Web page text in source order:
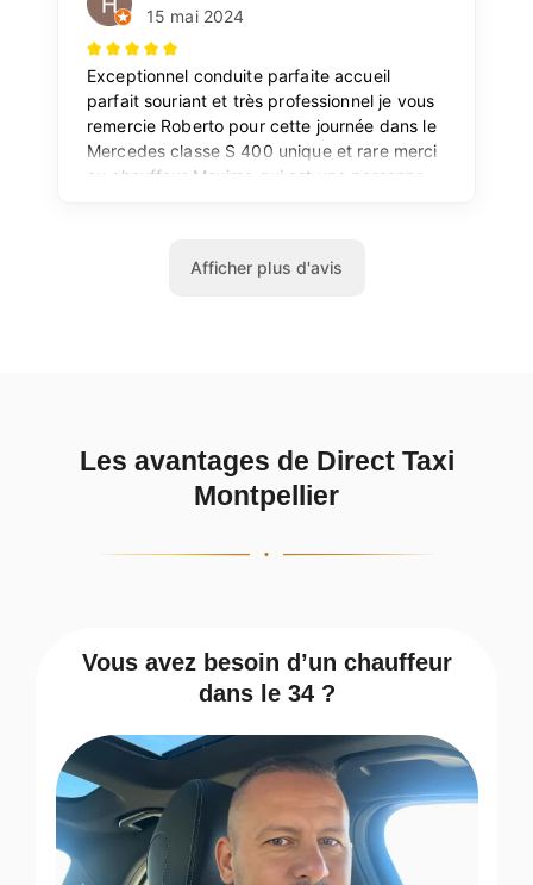
Les avantages de Direct Taxi
Montpellier
Vous avez besoin d’un chauffeur
dans le 34 ?